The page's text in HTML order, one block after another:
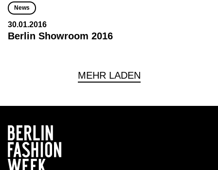
News
30.01.2016
Berlin Showroom 2016
MEHR LADEN